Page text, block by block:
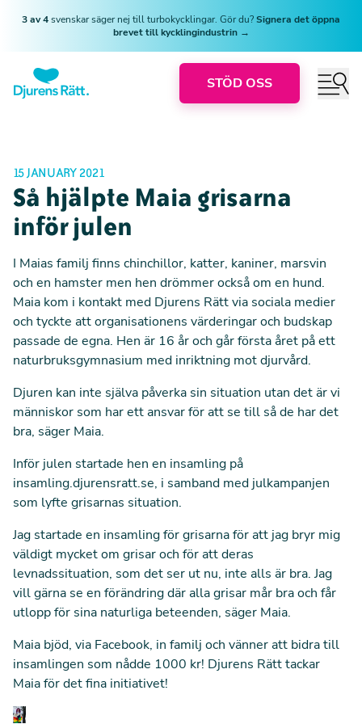
3 av 4svenskar säger nej till turbokycklingar. Gör du?Signera det öppna
brevet till kycklingindustrin →
STÖD OSS
15 JANUARY 2021
Så hjälpte Maia grisarna
inför julen
I Maias familj finns chinchillor, katter, kaniner, marsvin
och en hamster men hen drömmer också om en hund.
Maia kom i kontakt med Djurens Rätt via sociala medier
och tyckte att organisationens värderingar och budskap
passade de egna. Hen är 16 år och går första året på ett
naturbruksgymnasium med inriktning mot djurvård.
Djuren kan inte själva påverka sin situation utan det är vi
människor som har ett ansvar för att se till så de har det
bra, säger Maia.
Inför julen startade hen en insamling på
insamling.djurensratt.se, i samband med julkampanjen
som lyfte grisarnas situation.
Jag startade en insamling för grisarna för att jag bryr mig
väldigt mycket om grisar och för att deras
levnadssituation, som det ser ut nu, inte alls är bra. Jag
vill gärna se en förändring där alla grisar mår bra och får
utlopp för sina naturliga beteenden, säger Maia.
Maia bjöd, via Facebook, in familj och vänner att bidra till
insamlingen som nådde 1000 kr! Djurens Rätt tackar
Maia för det fina initiativet!